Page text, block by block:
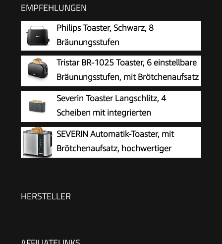
EMPFEHLUNGEN
Philips Toaster, Schwarz, 8
Bräunungsstufen
Tristar BR-1025 Toaster, 6 einstellbare
Bräunungsstufen, mit Brötchenaufsatz
und herausnehmbarem Krümelfach
Severin Toaster Langschlitz, 4
Scheiben mit integrierten
Brötchenaufsatz, 2 Langschlitz-
Röstschachte, verschiedene Aufwärmstufen,
1.400 W, Schwarz Matt, AT 2591, Mattschwarz
SEVERIN Automatik-Toaster, mit
Brötchenaufsatz, hochwertiger
HERSTELLER